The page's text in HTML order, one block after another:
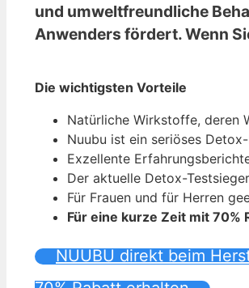
und umweltfreundliche
Anwenders fördert. Wenn
Die wichtigsten Vorteile
Natürliche Wirkstoffe, deren
Nuubu ist ein seriöses
Exzellente
Der aktuelle Detox-
Für Frauen und für Herren
Für eine kurze Zeit mit 70%
NUUBU direkt beim